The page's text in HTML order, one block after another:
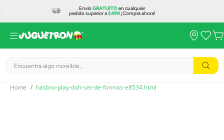
EnvíoGRATUITOen cualquier
pedido superior a$499¡Compra ahora!
Encuentra algo increíble...
hasbro-play-doh-set-de-formas-e8534.html